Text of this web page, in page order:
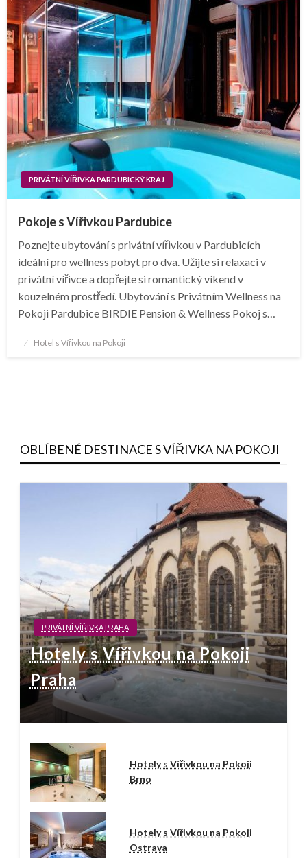
PRIVÁTNÍ VÍŘIVKA PARDUBICKÝ KRAJ
Pokoje s Vířivkou Pardubice
Poznejte ubytování s privátní vířivkou v Pardubicích
ideální pro wellness pobyt pro dva. Užijte si relaxaci v
privátní vířivce a dopřejte si romantický víkend v
kouzelném prostředí. Ubytování s Privátním Wellness na
Pokoji Pardubice BIRDIE Pension & Wellness Pokoj s…
PostedHotel s Vířivkou na Pokoji
OBLÍBENÉ DESTINACE S VÍŘIVKA NA POKOJI
PRIVÁTNÍ VÍŘIVKA PRAHA
Hotely s Vířivkou na Pokoji
Praha
Hotely s Vířivkou na Pokoji
Brno
Hotely s Vířivkou na Pokoji
Ostrava